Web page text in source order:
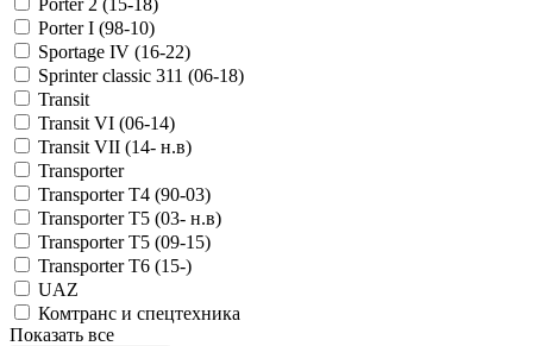
Porter I (98-10)
Sportage IV (16-22)
Sprinter classic 311 (06-18)
Transit
Transit VI (06-14)
Transit VII (14- н.в)
Transporter
Transporter T4 (90-03)
Transporter T5 (03- н.в)
Transporter T5 (09-15)
Transporter T6 (15-)
UAZ
Комтранс и спецтехника
Показать все